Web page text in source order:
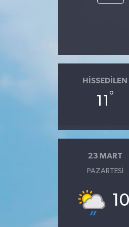
HISSEDILEN
11 °
23 MART
PAZARTESI
10